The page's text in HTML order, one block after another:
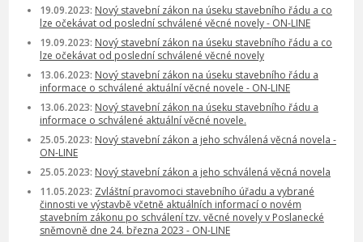
19.09.2023: Nový stavební zákon na úseku stavebního řádu a co
lze očekávat od poslední schválené věcné novely - ON-LINE
19.09.2023: Nový stavební zákon na úseku stavebního řádu a co
lze očekávat od poslední schválené věcné novely
13.06.2023: Nový stavební zákon na úseku stavebního řádu a
informace o schválené aktuální věcné novele - ON-LINE
13.06.2023: Nový stavební zákon na úseku stavebního řádu a
informace o schválené aktuální věcné novele.
25.05.2023: Nový stavební zákon a jeho schválená věcná novela -
ON-LINE
25.05.2023: Nový stavební zákon a jeho schválená věcná novela
11.05.2023: Zvláštní pravomoci stavebního úřadu a vybrané
činnosti ve výstavbě včetně aktuálních informací o novém
stavebním zákonu po schválení tzv. věcné novely v Poslanecké
sněmovně dne 24. března 2023 - ON-LINE